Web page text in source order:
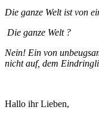
Die ganze Welt ist von
Die ganze Welt ?
Nein! Ein von
nicht auf, dem
Hallo ihr Lieben,